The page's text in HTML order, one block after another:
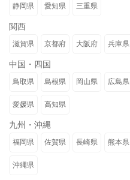
静岡県 愛知県 三重県
関西
滋賀県 京都府 大阪府 兵庫県
中国・四国
鳥取県 島根県 岡山県 広島県
愛媛県 高知県
九州・沖縄
福岡県 佐賀県 長崎県 熊本県
沖縄県